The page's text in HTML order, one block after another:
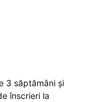
3 săptămâni și
înscrieri la